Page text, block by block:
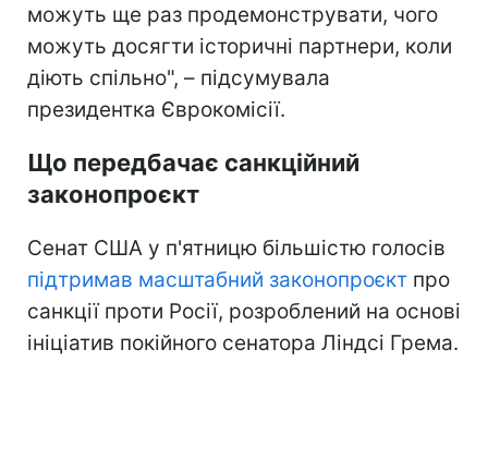
можуть ще раз продемонструвати, чого
можуть досягти історичні партнери, коли
діють спільно", – підсумувала
президентка Єврокомісії.
Що передбачає санкційний
законопроєкт
Сенат США у п'ятницю більшістю голосів
підтримав масштабний законопроєкт про
санкції проти Росії, розроблений на основі
ініціатив покійного сенатора Ліндсі Грема.